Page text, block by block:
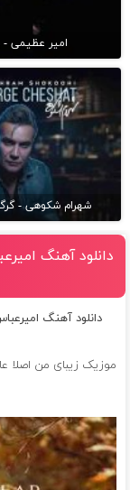
امیر عظیمی
شهرام شکوهی -
دانلود آهنگ
دانلود آهنگ
موزیک زیبای من اصلا